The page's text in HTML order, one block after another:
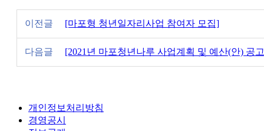
이전글 [마포형 청년일자리사업 참여자 모집]
다음글 [2021년 마포청년나루 사업계획 및 예산(안) 공
개인정보처리방침
경영공시